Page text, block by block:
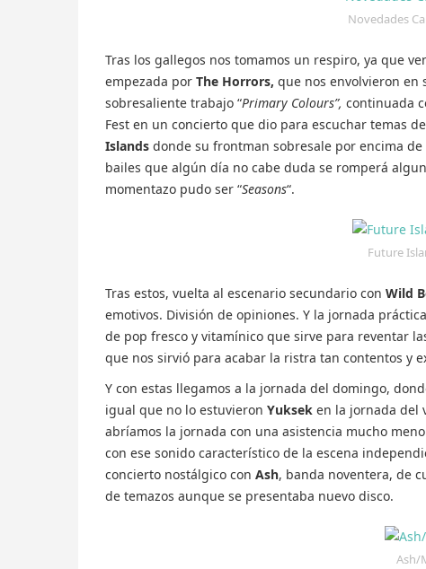
Novedades
Tras los gallegos nos tomamos un respiro, ya que
empezada por The Horrors, que nos envolvieron en
sobresaliente trabajo “Primary Colours”, continuada
Fest en un concierto que dio para escuchar temas
Islands donde su frontman sobresale por encima
bailes que algún día no cabe duda se romperá
momentazo pudo ser “Seasons“.
Future
Tras estos, vuelta al escenario secundario con Wild
emotivos. División de opiniones. Y la jornada
de pop fresco y vitamínico que sirve para reventar
que nos sirvió para acabar la ristra tan contentos y
Y con estas llegamos a la jornada del domingo,
igual que no lo estuvieron Yuksek en la jornada del
abríamos la jornada con una asistencia mucho
con ese sonido característico de la escena
concierto nostálgico con Ash, banda noventera, de
de temazos aunque se presentaba nuevo disco.
Ash/